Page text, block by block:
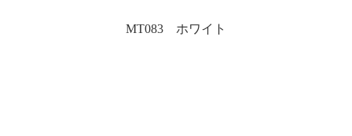
MT083 ホワイト